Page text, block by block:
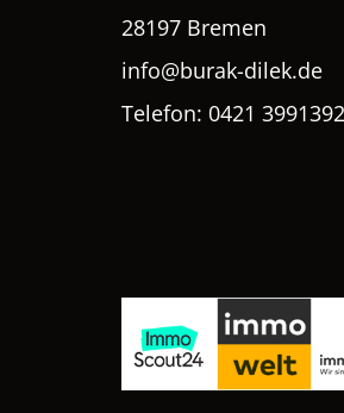
28197 Bremen
info@burak-dilek.de
Telefon: 0421